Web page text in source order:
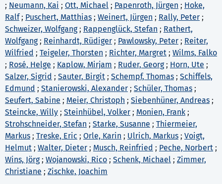
; Neumann, Kai ; Ott, Michael ; Papenroth, Jürgen ; Hoke,
Ralf; Puschert, Matthias ; Weinert, Jürgen ; Rally, Peter ;
Schweizer, Wolfgang; Rappenglück, Stefan ; Rathert,
Wolfgang; Reinhardt, Rüdiger ; Pawlowsky, Peter ; Reiter,
Wilfried ; Teigeler, Thorsten ; Richter, Margret ; Wilms, Falko
; Rosé, Helge ; Kaplow, Mirjam ; Ruder, Georg; Horn, Ute ;
Salzer, Sigrid ; Sauter, Birgit ; Schempf, Thomas ; Schiffels,
Edmund ; Stanierowski, Alexander ; Schüler, Thomas ;
Seufert, Sabine ; Meier, Christoph ; Siebenhüner, Andreas ;
Steincke, Willy ; Steinhübel, Volker ; Monien, Frank ;
Strohschneider, Stefan ; Starke, Susanne ; Thiermeier,
Markus ; Treske, Eric ; Orle, Karin ; Ulrich, Markus ; Voigt,
Helmut ; Walter, Dieter ; Musch, Reinfried ; Peche, Norbert ;
Wins, Jörg; Wojanowski, Rico ; Schenk, Michael ; Zimmer,
Christiane ; Zischke, Joachim